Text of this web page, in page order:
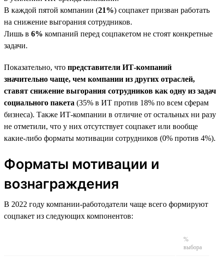
В каждой пятой компании (21%) соцпакет призван работать
на снижение выгорания сотрудников.
Лишь в 6% компаний перед соцпакетом не стоят конкретные
задачи.
Показательно, что представители ИТ-компаний
значительно чаще, чем компании из других отраслей,
ставят снижение выгорания сотрудников как одну из задач
социального пакета (35% в ИТ против 18% по всем сферам
бизнеса). Также ИТ-компании в отличие от остальных ни разу
не отметили, что у них отсутствует соцпакет или вообще
какие-либо форматы мотивации сотрудников (0% против 4%).
Форматы мотивации и
вознаграждения
В 2022 году компании-работодатели чаще всего формируют
соцпакет из следующих компонентов:
%
выбора